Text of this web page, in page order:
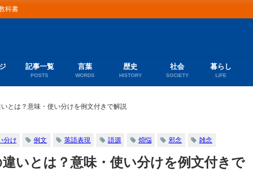
科書
記事一覧
POSTS
言葉
WORDS
歴史
HISTORY
社会
SOCIETY
暮らし
LIFE
いとは？意味・使い分けを例文付きで解説
分け 例文 英語表現 語源 煩悩 邪念 雑念
違いとは？意味・使い分けを例文付きで